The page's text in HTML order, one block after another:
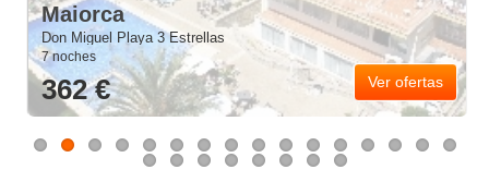
Maiorca
Don Miguel Playa 3 Estrellas
7 noches
362 € Ver ofertas